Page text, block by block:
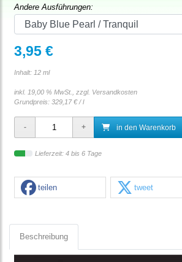
Andere Ausführungen:
3,95 €
Inhalt: 12 ml
inkl. 19,00 % MwSt., zzgl. Versandkosten
Grundpreis: 329,17 € / l
in den Warenkorb
Lieferzeit: 4 bis 6 Tage
teilen tweet
Beschreibung